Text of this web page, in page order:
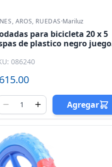
AROS, RUEDAS·Mariluz
para bicicleta 20 x 5
de plastico negro juego
086240
Agregar